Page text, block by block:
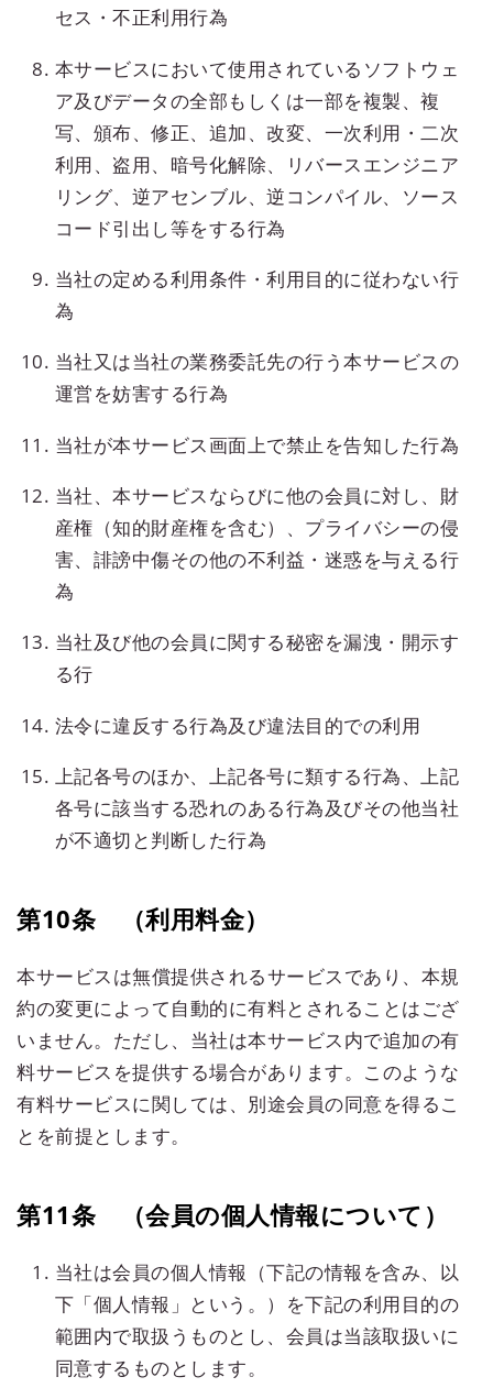
セス・不正利用行為
本サービスにおいて使用されているソフトウェ
ア及びデータの全部もしくは一部を複製、複
写、頒布、修正、追加、改変、一次利用・二次
利用、盗用、暗号化解除、リバースエンジニア
リング、逆アセンブル、逆コンパイル、ソース
コード引出し等をする行為
当社の定める利用条件・利用目的に従わない行
為
当社又は当社の業務委託先の行う本サービスの
運営を妨害する行為
当社が本サービス画面上で禁止を告知した行為
当社、本サービスならびに他の会員に対し、財
産権（知的財産権を含む）、プライバシーの侵
害、誹謗中傷その他の不利益・迷惑を与える行
為
当社及び他の会員に関する秘密を漏洩・開示す
る行
法令に違反する行為及び違法目的での利用
上記各号のほか、上記各号に類する行為、上記
各号に該当する恐れのある行為及びその他当社
が不適切と判断した行為
第10条 （利用料金）
本サービスは無償提供されるサービスであり、本規
約の変更によって自動的に有料とされることはござ
いません。ただし、当社は本サービス内で追加の有
料サービスを提供する場合があります。このような
有料サービスに関しては、別途会員の同意を得るこ
とを前提とします。
第11条 （会員の個人情報について）
当社は会員の個人情報（下記の情報を含み、以
下「個人情報」という。）を下記の利用目的の
範囲内で取扱うものとし、会員は当該取扱いに
同意するものとします。